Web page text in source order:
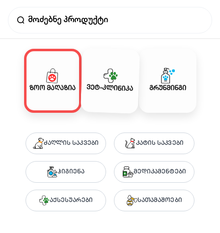
ზოო მაღაზია ვეტ-კლინიკა გრუნმინგი
ძაღლის საკვები კატის საკვები
ჰიგიენა მედიკამენტები
აქსესუარები სათამაშოები